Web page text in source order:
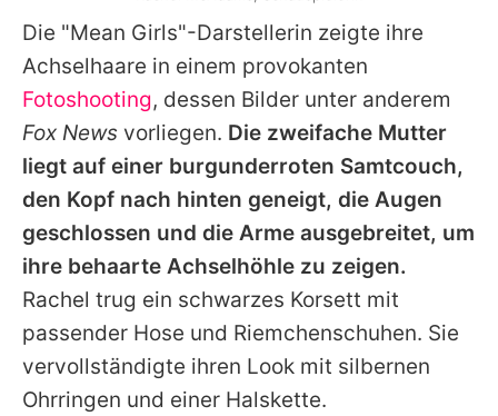
Die "Mean Girls"-Darstellerin zeigte ihre
Achselhaare in einem provokanten
Fotoshooting, dessen Bilder unter anderem
Fox News vorliegen. Die zweifache Mutter
liegt auf einer burgunderroten Samtcouch,
den Kopf nach hinten geneigt, die Augen
geschlossen und die Arme ausgebreitet, um
ihre behaarte Achselhöhle zu zeigen.
Rachel trug ein schwarzes Korsett mit
passender Hose und Riemchenschuhen. Sie
vervollständigte ihren Look mit silbernen
Ohrringen und einer Halskette.